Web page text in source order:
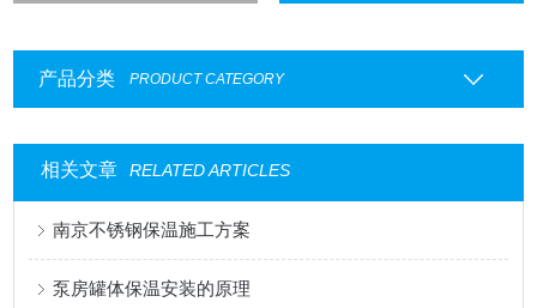
产品分类 PRODUCT CATEGORY
相关文章 RELATED ARTICLES
南京不锈钢保温施工方案
泵房罐体保温安装的原理